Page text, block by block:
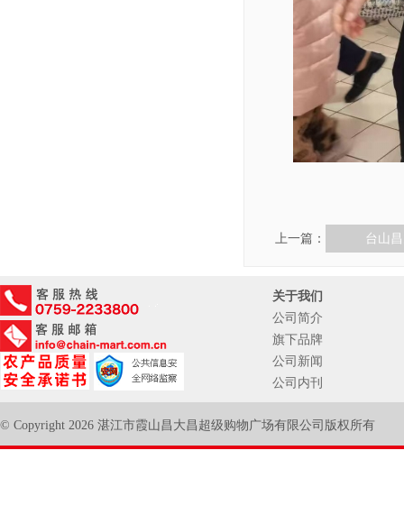
上一篇： 台山
关于我们
公司简介
旗下品牌
公司新闻
公司内刊
© Copyright 2026 湛江市霞山昌大昌超级购物广场有限公司版权所有